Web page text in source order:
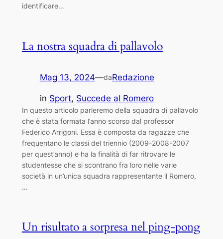
identificare…
La nostra squadra di pallavolo
Mag 13, 2024—daRedazione
in Sport, Succede al Romero
In questo articolo parleremo della squadra di pallavolo
che è stata formata l’anno scorso dal professor
Federico Arrigoni. Essa è composta da ragazze che
frequentano le classi del triennio (2009-2008-2007
per quest’anno) e ha la finalità di far ritrovare le
studentesse che si scontrano fra loro nelle varie
società in un’unica squadra rappresentante il Romero,
…
Un risultato a sorpresa nel ping-pong